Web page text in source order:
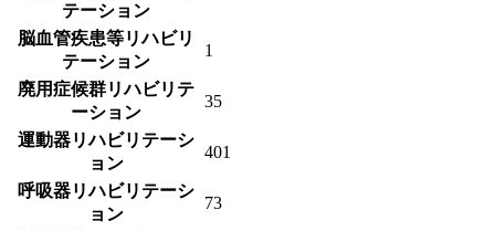
テーション
脳血管疾患等リハビリ
テーション
1
廃用症候群リハビリテ
ーション
35
運動器リハビリテーシ
ョン
401
呼吸器リハビリテーシ
ョン
73